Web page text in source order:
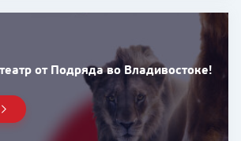
от Подряда во Владивостоке!